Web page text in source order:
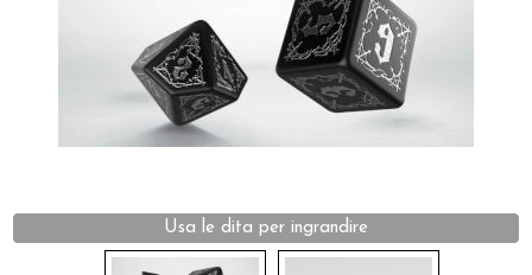
Giocattoli e Gadget
Usa le dita per ingrandire